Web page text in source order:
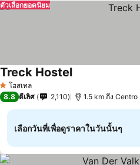
ตัวเลือกยอดนิยม
1 ดาวโฮสเทล
Treck Hostel
8.8 ดีเลิศ 2,110 1.5 km ถึง
เลือกวันที่เพื่อดูราคาในวันนั้นๆ